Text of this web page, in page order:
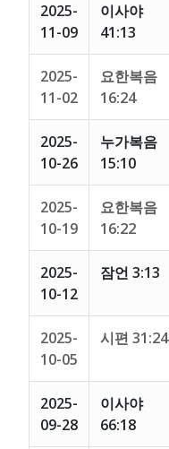
2025-
11-09
이사야
41:13
2025-
11-02
요한복음
16:24
2025-
10-26
누가복음
15:10
2025-
10-19
요한복음
16:22
2025-
10-12
잠언 3:13
2025-
10-05
시편 31:24
2025-
09-28
이사야
66:18